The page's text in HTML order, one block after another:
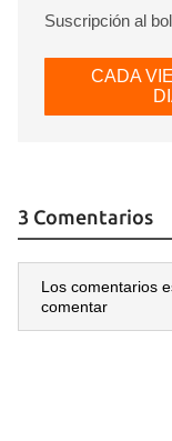
Suscripción al
CADA
3 Comentarios
Los comentarios
comentar